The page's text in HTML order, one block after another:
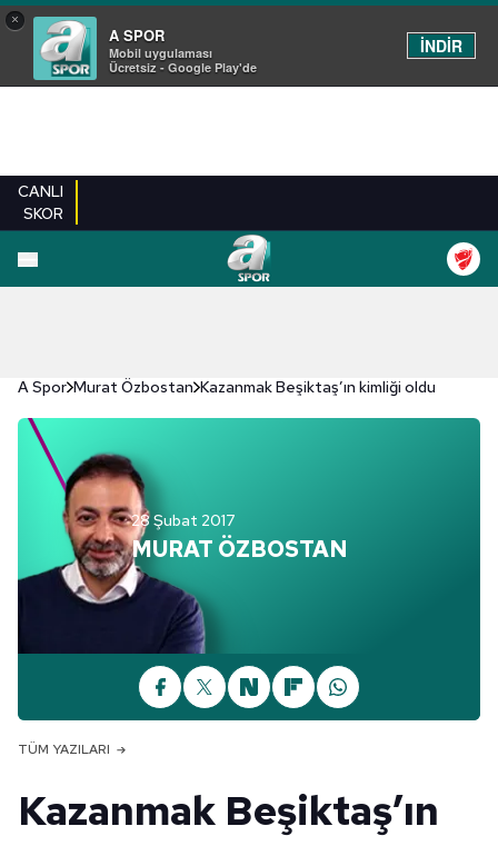
×
A SPOR
Mobil uygulaması
Ücretsiz - Google Play'de
İNDİR
CANLI
SKOR
A Spor Murat Özbostan Kazanmak Beşiktaş’ın kimliği oldu
28 Şubat 2017
MURAT ÖZBOSTAN
TÜM YAZILARI
Kazanmak Beşiktaş’ın